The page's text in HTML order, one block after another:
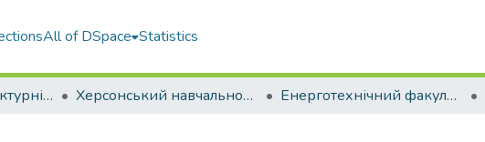
All of DSpace Statistics
Відокремлені структурні підрозділи НУК ім. адм. Макарова Херсонський навчально-науковий інститут НУК ім. адм. Макарова (ХННІ НУК) Енерготехнічний факультет